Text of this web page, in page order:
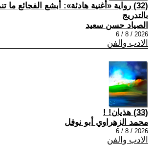
(32) رواية «أغنية هادئة»: أبشع الفجائع ما
بالتدريج
الصياد حسن سعيد
2026 / 8 / 6
الادب والفن
(33) هذيان! !
محمد الزهراوي أبو نوفل
2026 / 8 / 6
الادب والفن